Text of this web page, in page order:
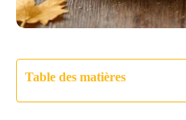
Table des matières